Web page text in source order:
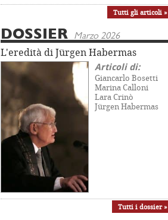
Tutti gli articoli »
DOSSIER Marzo 2026
L'eredità di Jürgen Habermas
Articoli di:
Giancarlo Bosetti
Marina Calloni
Lara Crinò
Jürgen Habermas
Tutti i dossier »